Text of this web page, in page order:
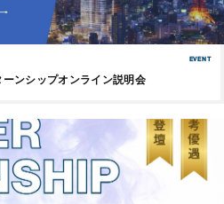
EVENT
ーンシップオンライン説明会